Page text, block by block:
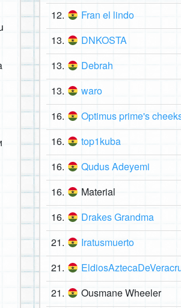
12. Fran el lindo
13. DNKOSTA
13. Debrah
13. waro
16. Optimus prime's
16. top1kuba
16. Qudus Adeyemi
16. Material
16. Drakes Grandma
21. Iratusmuerto
21.
21. Ousmane Wheeler